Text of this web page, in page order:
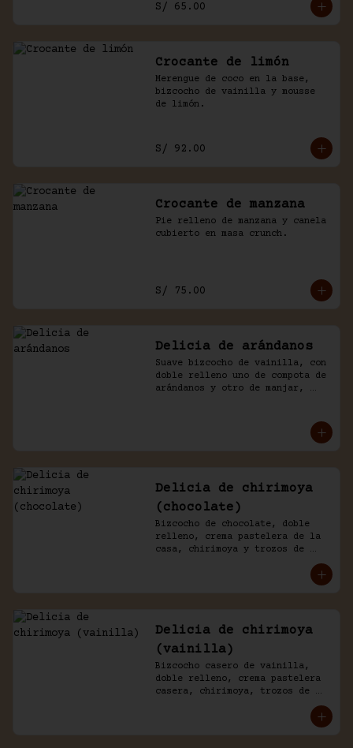
S/ 65.00
Crocante de limón
Merengue de coco en la base,
bizcocho de vainilla y mousse
de limón.
S/ 92.00
Crocante de manzana
Pie relleno de manzana y canela
cubierto en masa crunch.
S/ 75.00
Delicia de arándanos
Suave bizcocho de vainilla, con
doble relleno uno de compota de
arándanos y otro de manjar,
Delicia de chirimoya
(chocolate)
Bizcocho de chocolate, doble
relleno, crema pastelera de la
casa, chirimoya y trozos de
Delicia de chirimoya
(vainilla)
Bizcocho casero de vainilla,
doble relleno, crema pastelera
casera, chirimoya, trozos de
chantilly, decorado con manjar